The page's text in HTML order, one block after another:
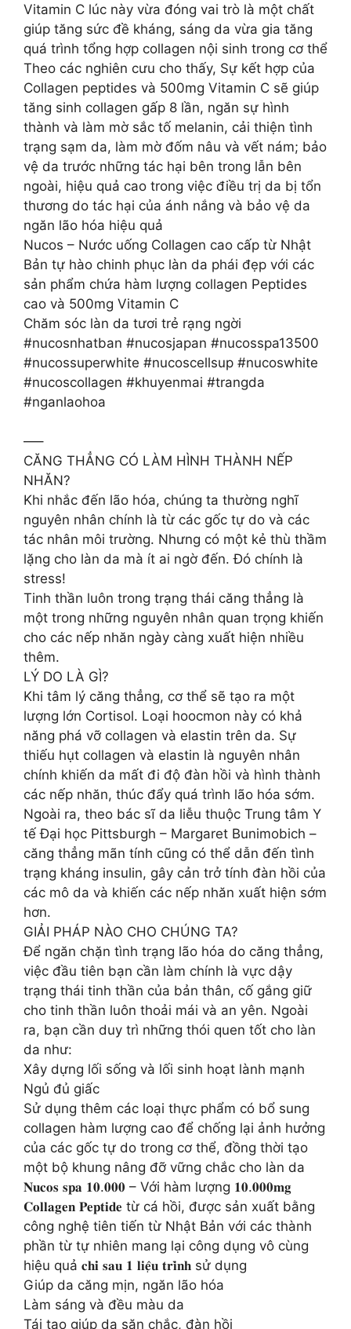
Vitamin C lúc này vừa đóng vai trò là một chất
giúp tăng sức đề kháng, sáng da vừa gia tăng
quá trình tổng hợp collagen nội sinh trong cơ thể
Theo các nghiên cưu cho thấy, Sự kết hợp của
Collagen peptides và 500mg Vitamin C sẽ giúp
tăng sinh collagen gấp 8 lần, ngăn sự hình
thành và làm mờ sắc tố melanin, cải thiện tình
trạng sạm da, làm mờ đốm nâu và vết nám; bảo
vệ da trước những tác hại bên trong lẫn bên
ngoài, hiệu quả cao trong việc điều trị da bị tổn
thương do tác hại của ánh nắng và bảo vệ da
ngăn lão hóa hiệu quả
Nucos – Nước uống Collagen cao cấp từ Nhật
Bản tự hào chinh phục làn da phái đẹp với các
sản phẩm chứa hàm lượng collagen Peptides
cao và 500mg Vitamin C
Chăm sóc làn da tươi trẻ rạng ngời
#nucosnhatban #nucosjapan #nucosspa13500
#nucossuperwhite #nucoscellsup #nucoswhite
#nucoscollagen #khuyenmai #trangda
#nganlaohoa
—–
CĂNG THẲNG CÓ LÀM HÌNH THÀNH NẾP
NHĂN?
Khi nhắc đến lão hóa, chúng ta thường nghĩ
nguyên nhân chính là từ các gốc tự do và các
tác nhân môi trường. Nhưng có một kẻ thù thầm
lặng cho làn da mà ít ai ngờ đến. Đó chính là
stress!
Tinh thần luôn trong trạng thái căng thẳng là
một trong những nguyên nhân quan trọng khiến
cho các nếp nhăn ngày càng xuất hiện nhiều
thêm.
LÝ DO LÀ GÌ?
Khi tâm lý căng thẳng, cơ thể sẽ tạo ra một
lượng lớn Cortisol. Loại hoocmon này có khả
năng phá vỡ collagen và elastin trên da. Sự
thiếu hụt collagen và elastin là nguyên nhân
chính khiến da mất đi độ đàn hồi và hình thành
các nếp nhăn, thúc đẩy quá trình lão hóa sớm.
Ngoài ra, theo bác sĩ da liễu thuộc Trung tâm Y
tế Đại học Pittsburgh – Margaret Bunimobich –
căng thẳng mãn tính cũng có thể dẫn đến tình
trạng kháng insulin, gây cản trở tính đàn hồi của
các mô da và khiến các nếp nhăn xuất hiện sớm
hơn.
GIẢI PHÁP NÀO CHO CHÚNG TA?
Để ngăn chặn tình trạng lão hóa do căng thẳng,
việc đầu tiên bạn cần làm chính là vực dậy
trạng thái tinh thần của bản thân, cố gắng giữ
cho tinh thần luôn thoải mái và an yên. Ngoài
ra, bạn cần duy trì những thói quen tốt cho làn
da như:
Xây dựng lối sống và lối sinh hoạt lành mạnh
Ngủ đủ giấc
Sử dụng thêm các loại thực phẩm có bổ sung
collagen hàm lượng cao để chống lại ảnh hưởng
của các gốc tự do trong cơ thể, đồng thời tạo
một bộ khung nâng đỡ vững chắc cho làn da
𝐍𝐮𝐜𝐨𝐬 𝐬𝐩𝐚 𝟏𝟎.𝟎𝟎𝟎 – Với hàm lượng 𝟏𝟎.𝟎𝟎𝟎𝐦𝐠
𝐂𝐨𝐥𝐥𝐚𝐠𝐞𝐧 𝐏𝐞𝐩𝐭𝐢𝐝𝐞 từ cá hồi, được sản xuất bằng
công nghệ tiên tiến từ Nhật Bản với các thành
phần từ tự nhiên mang lại công dụng vô cùng
hiệu quả 𝐜𝐡𝐢̉ 𝐬𝐚𝐮 𝟏 𝐥𝐢𝐞̣̂𝐮 𝐭𝐫𝐢̀𝐧𝐡 sử dụng
Giúp da căng mịn, ngăn lão hóa
Làm sáng và đều màu da
Tái tạo giúp da săn chắc, đàn hồi